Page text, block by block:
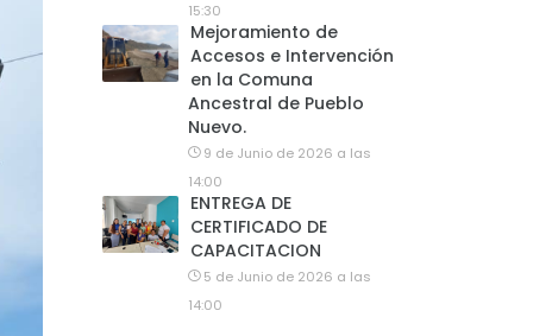
15:30
Mejoramiento de
Accesos e Intervención
en la Comuna
Ancestral de Pueblo
Nuevo.
9 de Junio de 2026 a las
14:00
ENTREGA DE
CERTIFICADO DE
CAPACITACION
5 de Junio de 2026 a las
14:00